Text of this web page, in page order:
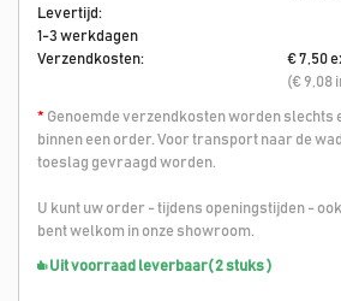
Levertijd:
1-3 werkdagen
Verzendkosten:
€ 7,50
(€ 9,08
* Genoemde verzendkosten worden slechts
binnen een order. Voor transport naar de
toeslag gevraagd worden.
U kunt uw order - tijdens openingstijden -
bent welkom in onze showroom.
Uit voorraad leverbaar( 2 stuks )